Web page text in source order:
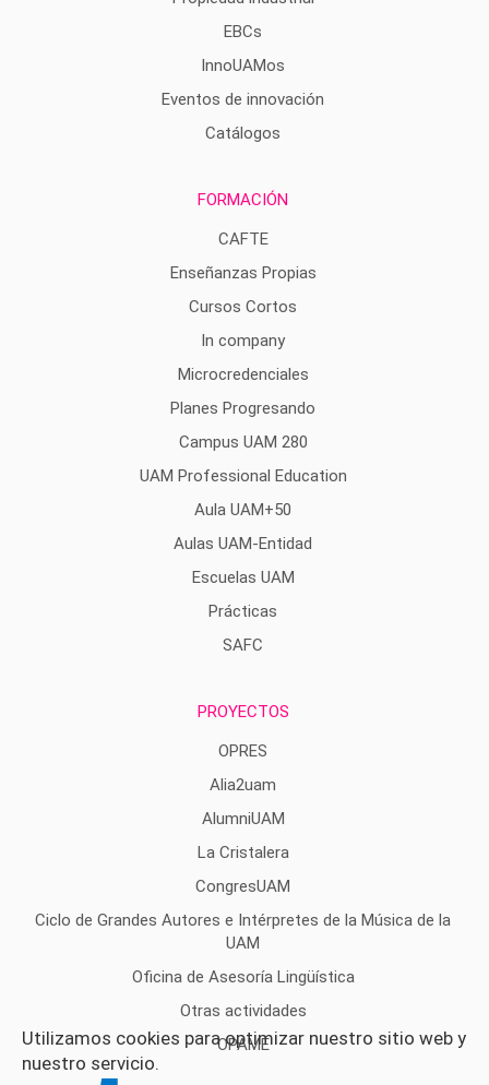
Utilizamos cookies para optimizar nuestro sitio web y
nuestro servicio.
EBCs
InnoUAMos
Eventos de innovación
Catálogos
FORMACIÓN
CAFTE
Enseñanzas Propias
Cursos Cortos
In company
Microcredenciales
Planes Progresando
Campus UAM 280
UAM Professional Education
Aula UAM+50
Aulas UAM-Entidad
Escuelas UAM
Prácticas
SAFC
PROYECTOS
OPRES
Alia2uam
AlumniUAM
La Cristalera
CongresUAM
Ciclo de Grandes Autores e Intérpretes de la Música de la
UAM
Oficina de Asesoría Lingüística
Otras actividades
OPAME